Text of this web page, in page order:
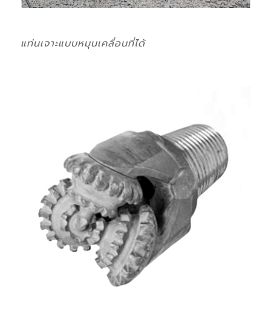
แท่นเจาะแบบหมุนเคลื่อนที่ได้